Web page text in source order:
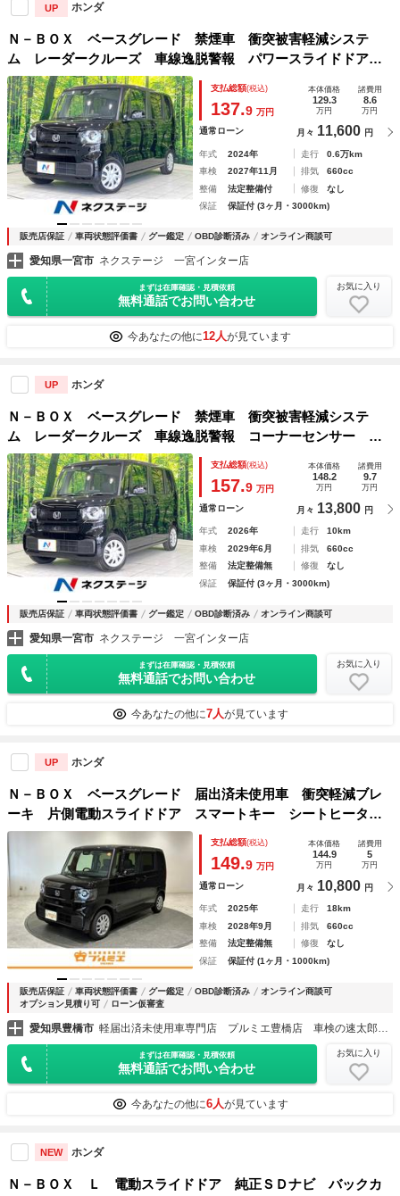
UP ホンダ
Ｎ－ＢＯＸ ベースグレード 禁煙車 衝突被害軽減システ
ム レーダークルーズ 車線逸脱警報 パワースライドドア
前席シートヒーター 電子パーキングブレーキ バックカメ
ラ オートエアコン オートライト ＬＥＤヘッドライト
支払総額(税込)
137.9 万円
本体価格
129.3
万円
諸費用
8.6
万円
通常ローン 月々 11,600 円
年式 2024年 走行
0.6万km
車検
2027年11月 排気
660cc
整備
法定整備付 修復
なし
保証
保証付 (3ヶ月・3000km)
販売店保証 車両状態評価書 グー鑑定 OBD診断済み オンライン商談可
愛知県一宮市 ネクステージ 一宮インター店
まずは在庫確認・見積依頼
無料通話でお問い合わせ
お気に入り
今あなたの他に12人が見ています
UP ホンダ
Ｎ－ＢＯＸ ベースグレード 禁煙車 衝突被害軽減システ
ム レーダークルーズ 車線逸脱警報 コーナーセンサー 前
席シートヒーター パワースライドドア バックカメラ オー
トエアコン オートライト ＬＥＤヘッドライト
支払総額(税込)
157.9 万円
本体価格
148.2
万円
諸費用
9.7
万円
通常ローン 月々 13,800 円
年式 2026年 走行
10km
車検
2029年6月 排気
660cc
整備
法定整備無 修復
なし
保証
保証付 (3ヶ月・3000km)
販売店保証 車両状態評価書 グー鑑定 OBD診断済み オンライン商談可
愛知県一宮市 ネクステージ 一宮インター店
まずは在庫確認・見積依頼
無料通話でお問い合わせ
お気に入り
今あなたの他に7人が見ています
UP ホンダ
Ｎ－ＢＯＸ ベースグレード 届出済未使用車 衝突軽減ブレ
ーキ 片側電動スライドドア スマートキー シートヒータ
ー クルーズコントロール ブレーキホールド アイドリング
ストップ プッシュスタート 軽自動車
支払総額(税込)
149.9 万円
本体価格
144.9
万円
諸費用
5
万円
通常ローン 月々 10,800 円
年式 2025年 走行
18km
車検
2028年9月 排気
660cc
整備
法定整備無 修復
なし
保証
保証付 (1ヶ月・1000km)
販売店保証 車両状態評価書 グー鑑定 OBD診断済み
オンライン商談可
オプション見積り可
ローン仮審査
愛知県豊橋市
まずは在庫確認・見積依頼
無料通話でお問い合わせ
お気に入り
今あなたの他に6人が見ています
NEW ホンダ
Ｎ－ＢＯＸ Ｌ 電動スライドドア 純正ＳＤナビ バックカ